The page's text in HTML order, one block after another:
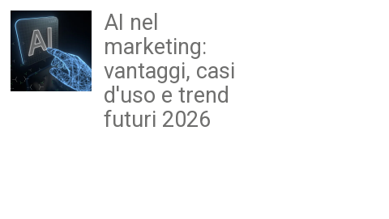
AI nel
marketing:
vantaggi, casi
d'uso e trend
futuri 2026